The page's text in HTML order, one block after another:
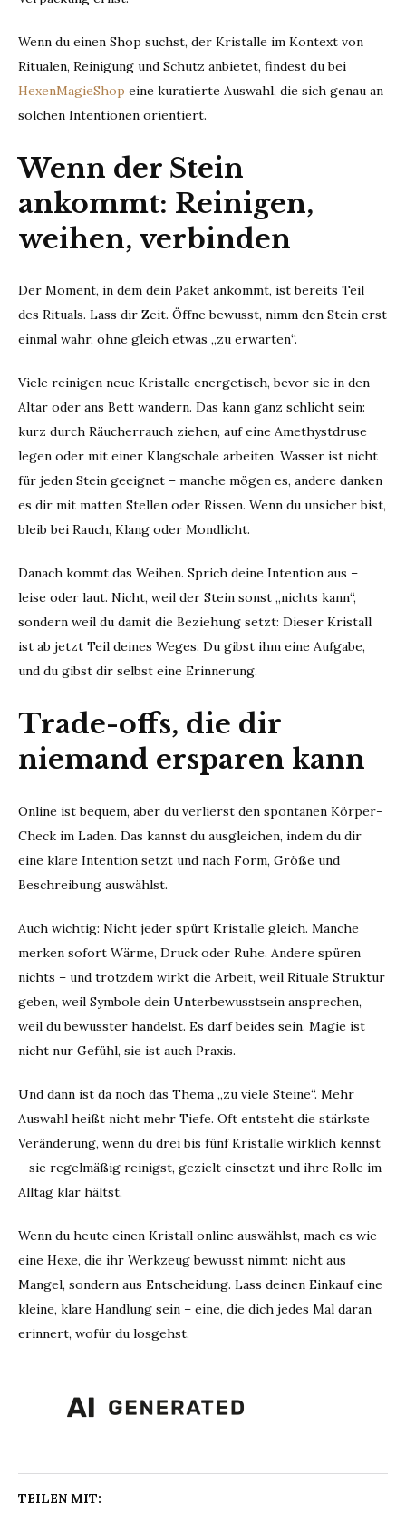
Wenn du einen Shop suchst, der Kristalle im Kontext von
Ritualen, Reinigung und Schutz anbietet, findest du bei
HexenMagieShop eine kuratierte Auswahl, die sich genau an
solchen Intentionen orientiert.
Wenn der Stein
ankommt: Reinigen,
weihen, verbinden
Der Moment, in dem dein Paket ankommt, ist bereits Teil
des Rituals. Lass dir Zeit. Öffne bewusst, nimm den Stein erst
einmal wahr, ohne gleich etwas „zu erwarten“.
Viele reinigen neue Kristalle energetisch, bevor sie in den
Altar oder ans Bett wandern. Das kann ganz schlicht sein:
kurz durch Räucherrauch ziehen, auf eine Amethystdruse
legen oder mit einer Klangschale arbeiten. Wasser ist nicht
für jeden Stein geeignet – manche mögen es, andere danken
es dir mit matten Stellen oder Rissen. Wenn du unsicher bist,
bleib bei Rauch, Klang oder Mondlicht.
Danach kommt das Weihen. Sprich deine Intention aus –
leise oder laut. Nicht, weil der Stein sonst „nichts kann“,
sondern weil du damit die Beziehung setzt: Dieser Kristall
ist ab jetzt Teil deines Weges. Du gibst ihm eine Aufgabe,
und du gibst dir selbst eine Erinnerung.
Trade-offs, die dir
niemand ersparen kann
Online ist bequem, aber du verlierst den spontanen Körper-
Check im Laden. Das kannst du ausgleichen, indem du dir
eine klare Intention setzt und nach Form, Größe und
Beschreibung auswählst.
Auch wichtig: Nicht jeder spürt Kristalle gleich. Manche
merken sofort Wärme, Druck oder Ruhe. Andere spüren
nichts – und trotzdem wirkt die Arbeit, weil Rituale Struktur
geben, weil Symbole dein Unterbewusstsein ansprechen,
weil du bewusster handelst. Es darf beides sein. Magie ist
nicht nur Gefühl, sie ist auch Praxis.
Und dann ist da noch das Thema „zu viele Steine“. Mehr
Auswahl heißt nicht mehr Tiefe. Oft entsteht die stärkste
Veränderung, wenn du drei bis fünf Kristalle wirklich kennst
– sie regelmäßig reinigst, gezielt einsetzt und ihre Rolle im
Alltag klar hältst.
Wenn du heute einen Kristall online auswählst, mach es wie
eine Hexe, die ihr Werkzeug bewusst nimmt: nicht aus
Mangel, sondern aus Entscheidung. Lass deinen Einkauf eine
kleine, klare Handlung sein – eine, die dich jedes Mal daran
erinnert, wofür du losgehst.
TEILEN MIT: